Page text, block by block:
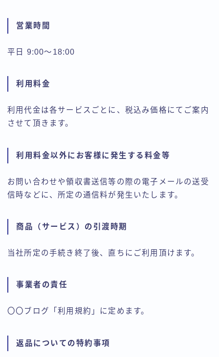
営業時間
平日 9:00～18:00
利用料金
利用代金は各サービスごとに、税込み価格にてご案内
させて頂きます。
利用料金以外にお客様に発生する料金等
お問い合わせや領収書送信等の際の電子メールの送受
信時などに、所定の通信料が発生いたします。
商品（サービス）の引渡時期
当社所定の手続き終了後、直ちにご利用頂けます。
事業者の責任
〇〇ブログ「利用規約」に定めます。
返品についての特約事項